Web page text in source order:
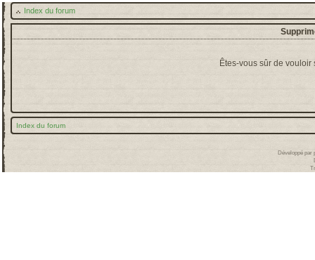
Index du forum
Êtes-vous sûr de
Index du forum
Développé par